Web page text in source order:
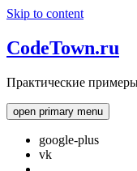
Skip to content
CodeTown.ru
Практические
open primary menu
google-plus
vk